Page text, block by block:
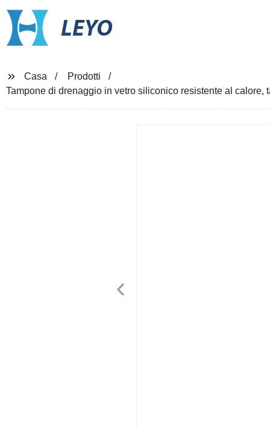
LEYO
Casa
Prodotti
Tampone di drenaggio in vetro siliconico resistente al